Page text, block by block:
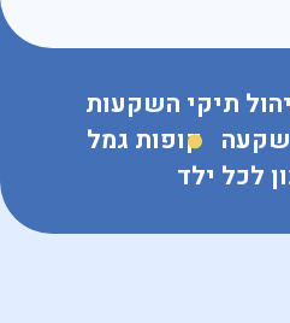
תיקי השקעות
קופות גמל
לכל ילד